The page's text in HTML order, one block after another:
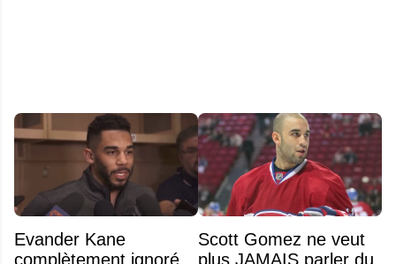
Evander Kane
complètement ignoré
Scott Gomez ne veut
plus JAMAIS parler du